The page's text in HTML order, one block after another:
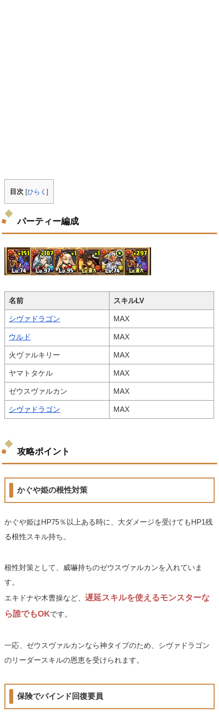
目次 [ひらく]
パーティー編成
名前 スキルLV
シヴァドラゴン MAX
ウルド MAX
火ヴァルキリー MAX
ヤマトタケル MAX
ゼウスヴァルカン MAX
シヴァドラゴン MAX
攻略ポイント
かぐや姫の根性対策
かぐや姫はHP75％以上ある時に、大ダメージを受けてもHP1残
る根性スキル持ち。
根性対策として、威嚇持ちのゼウスヴァルカンを入れていま
す。
エキドナや木曹操など、遅延スキルを使えるモンスターな
ら誰でもOKです。
一応、ゼウスヴァルカンなら神タイプのため、シヴァドラゴン
のリーダースキルの恩恵を受けられます。
保険でバインド回復要員